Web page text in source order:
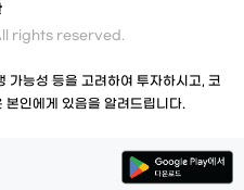
rights reserved.
가능성 등을 고려하여 투자하시고, 코
본인에게 있음을 알려드립니다.